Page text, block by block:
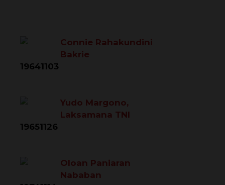
Connie Rahakundini
Bakrie
19641103
Yudo Margono,
Laksamana TNI
19651126
Oloan Paniaran
Nababan